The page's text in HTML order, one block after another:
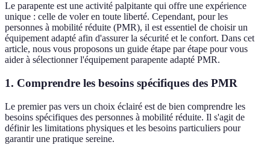
Le parapente est une activité palpitante qui offre une expérience
unique : celle de voler en toute liberté. Cependant, pour les
personnes à mobilité réduite (PMR), il est essentiel de choisir un
équipement adapté afin d'assurer la sécurité et le confort. Dans cet
article, nous vous proposons un guide étape par étape pour vous
aider à sélectionner l'équipement parapente adapté PMR.
1. Comprendre les besoins spécifiques des PMR
Le premier pas vers un choix éclairé est de bien comprendre les
besoins spécifiques des personnes à mobilité réduite. Il s'agit de
définir les limitations physiques et les besoins particuliers pour
garantir une pratique sereine.